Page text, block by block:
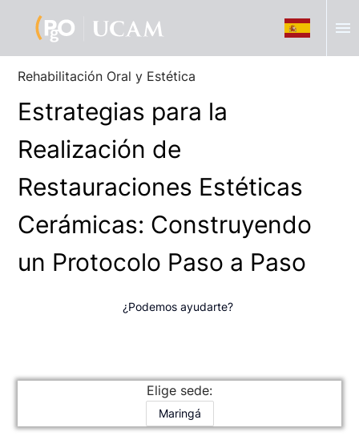
menu
Rehabilitación Oral y Estética
Estrategias para la
Realización de
Restauraciones Estéticas
Cerámicas: Construyendo
un Protocolo Paso a Paso
¿Podemos ayudarte?
Elige sede:
Maringá